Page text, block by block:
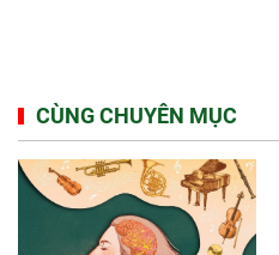
CÙNG CHUYÊN MỤC